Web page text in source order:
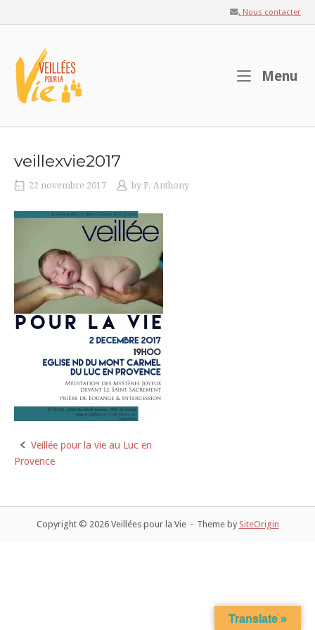
to
. Nous contacter
Menu
veillexvie2017
22 novembre 2017 by P. Anthony
Post
Veillée pour la vie au Luc en
Provence
Copyright © 2026 Veillées pour la Vie Theme by SiteOrigin
Translate »